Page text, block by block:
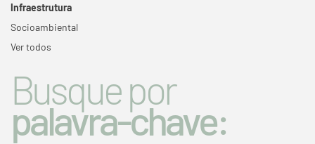
Infraestrutura
Socioambiental
Ver todos
Busque por
palavra-chave: